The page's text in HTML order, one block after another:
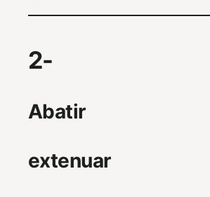
2-
Abatir
extenuar